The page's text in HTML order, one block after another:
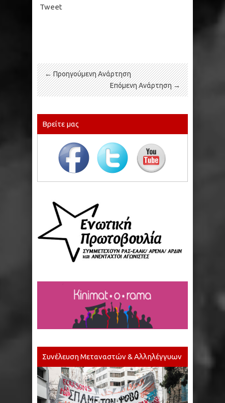
Tweet
← Προηγούμενη Ανάρτηση
Επόμενη Ανάρτηση →
Βρείτε μας
Συνέλευση Μεταναστών & Αλληλέγγυων